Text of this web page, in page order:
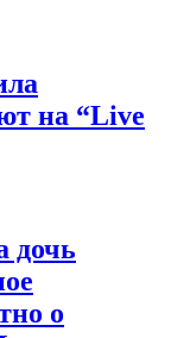
на “Live
дочь
о